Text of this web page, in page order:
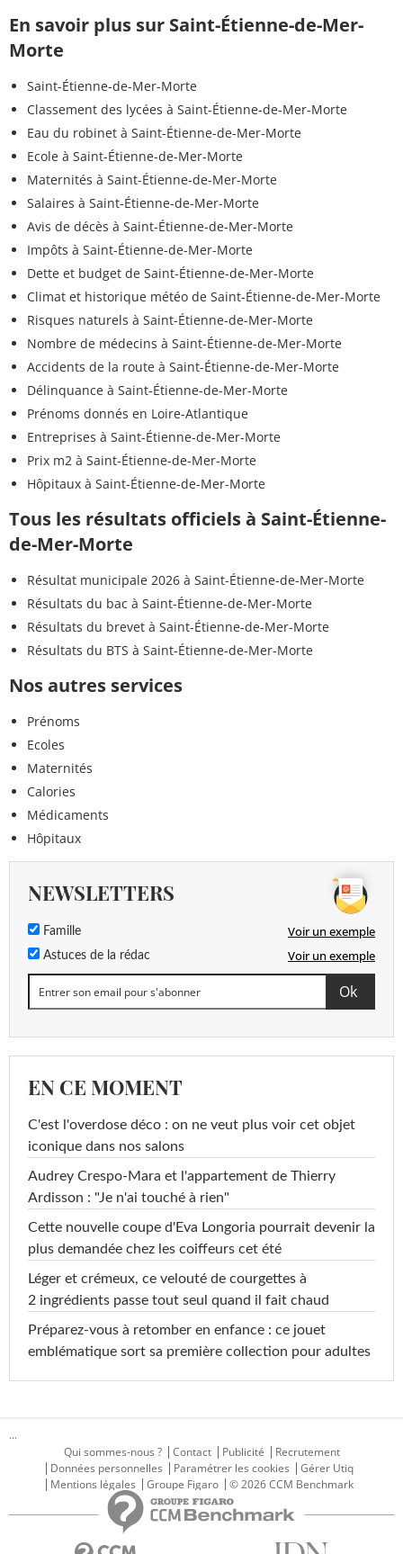
En savoir plus sur Saint-Étienne-de-Mer-
Morte
Saint-Étienne-de-Mer-Morte
Classement des lycées à Saint-Étienne-de-Mer-Morte
Eau du robinet à Saint-Étienne-de-Mer-Morte
Ecole à Saint-Étienne-de-Mer-Morte
Maternités à Saint-Étienne-de-Mer-Morte
Salaires à Saint-Étienne-de-Mer-Morte
Avis de décès à Saint-Étienne-de-Mer-Morte
Impôts à Saint-Étienne-de-Mer-Morte
Dette et budget de Saint-Étienne-de-Mer-Morte
Climat et historique météo de Saint-Étienne-de-Mer-Morte
Risques naturels à Saint-Étienne-de-Mer-Morte
Nombre de médecins à Saint-Étienne-de-Mer-Morte
Accidents de la route à Saint-Étienne-de-Mer-Morte
Délinquance à Saint-Étienne-de-Mer-Morte
Prénoms donnés en Loire-Atlantique
Entreprises à Saint-Étienne-de-Mer-Morte
Prix m2 à Saint-Étienne-de-Mer-Morte
Hôpitaux à Saint-Étienne-de-Mer-Morte
Tous les résultats officiels à Saint-Étienne-
de-Mer-Morte
Résultat municipale 2026 à Saint-Étienne-de-Mer-Morte
Résultats du bac à Saint-Étienne-de-Mer-Morte
Résultats du brevet à Saint-Étienne-de-Mer-Morte
Résultats du BTS à Saint-Étienne-de-Mer-Morte
Nos autres services
Prénoms
Ecoles
Maternités
Calories
Médicaments
Hôpitaux
NEWSLETTERS
Famille Voir un exemple
Astuces de la rédac Voir un exemple
EN CE MOMENT
C'est l'overdose déco : on ne veut plus voir cet objet
iconique dans nos salons
Audrey Crespo-Mara et l'appartement de Thierry
Ardisson : "Je n'ai touché à rien"
Cette nouvelle coupe d'Eva Longoria pourrait devenir la
plus demandée chez les coiffeurs cet été
Léger et crémeux, ce velouté de courgettes à
2 ingrédients passe tout seul quand il fait chaud
Préparez-vous à retomber en enfance : ce jouet
emblématique sort sa première collection pour adultes
...
Qui sommes-nous ?
Contact Publicité
Recrutement
Données personnelles
Paramétrer les cookies
Gérer Utiq
Mentions légales
Groupe Figaro © 2026 CCM Benchmark